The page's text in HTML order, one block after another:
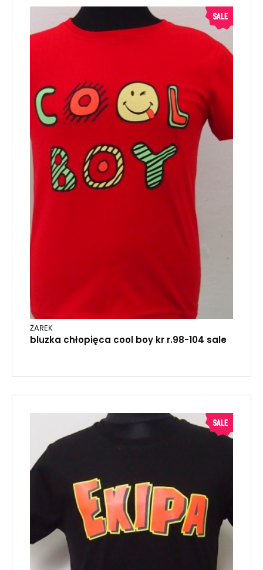
ŻAREK
bluzka chłopięca cool boy kr r.98-104 sale